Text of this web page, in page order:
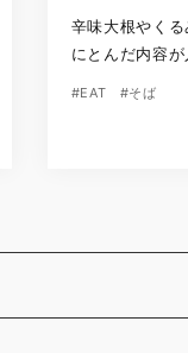
辛味大根やく
にとんだ内容
#EAT #そば